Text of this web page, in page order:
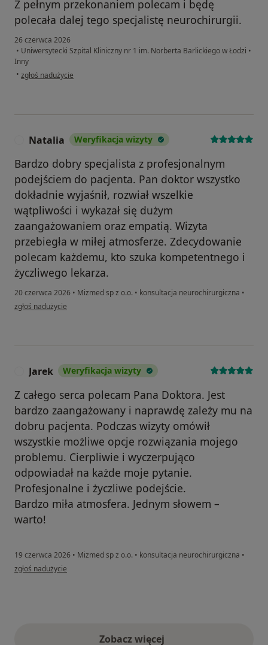
Z pełnym przekonaniem polecam i będę
polecała dalej tego specjalistę neurochirurgii.
26 czerwca 2026
• Uniwersytecki Szpital Kliniczny nr 1 im. Norberta Barlickiego w Łodzi •
Inny
• w opinii użytkownika Martyna M.
zgłoś nadużycie
Natalia Weryfikacja wizyty
Bardzo dobry specjalista z profesjonalnym
podejściem do pacjenta. Pan doktor wszystko
dokładnie wyjaśnił, rozwiał wszelkie
wątpliwości i wykazał się dużym
zaangażowaniem oraz empatią. Wizyta
przebiegła w miłej atmosferze. Zdecydowanie
polecam każdemu, kto szuka kompetentnego i
życzliwego lekarza.
20 czerwca 2026 • Mizmed sp z o.o. • konsultacja neurochirurgiczna •
w opinii użytkownika Natalia
zgłoś nadużycie
Jarek Weryfikacja wizyty
Z całego serca polecam Pana Doktora. Jest
bardzo zaangażowany i naprawdę zależy mu na
dobru pacjenta. Podczas wizyty omówił
wszystkie możliwe opcje rozwiązania mojego
problemu. Cierpliwie i wyczerpująco
odpowiadał na każde moje pytanie.
Profesjonalne i życzliwe podejście.
Bardzo miła atmosfera. Jednym słowem –
warto!
19 czerwca 2026 • Mizmed sp z o.o. • konsultacja neurochirurgiczna •
w opinii użytkownika Jarek
zgłoś nadużycie
Zobacz więcej